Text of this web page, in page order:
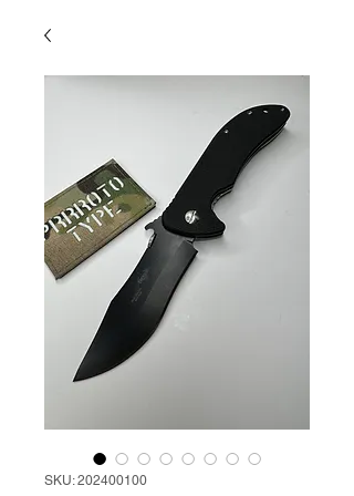
SKU: 202400100